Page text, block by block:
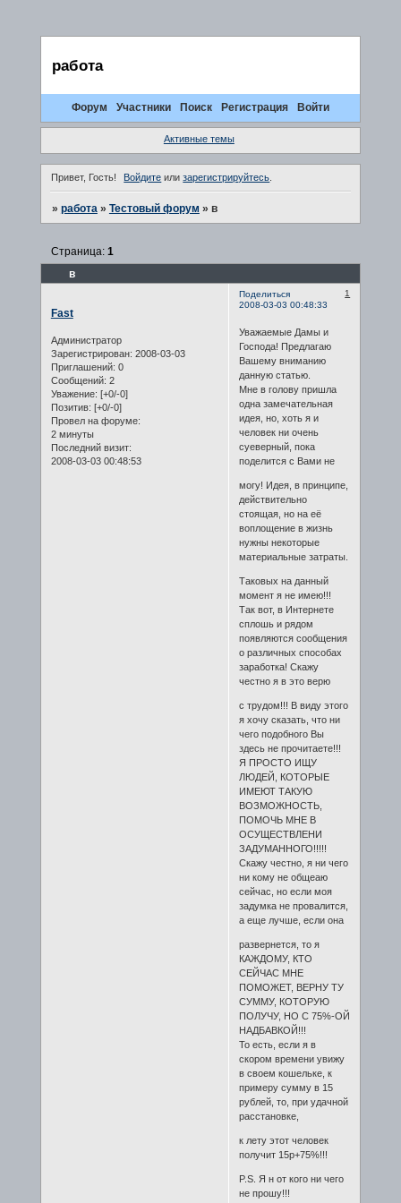
работа
Форум Участники Поиск Регистрация Войти
Активные темы
Привет, Гость! Войдите илизарегистрируйтесь.
» работа » Тестовый форум » в
в
Страница: 1
Поделиться
1
2008-03-03 00:48:33
Fast
Администратор
Зарегистрирован: 2008-03-03
Приглашений: 0
Сообщений: 2
Уважение: [+0/-0]
Позитив: [+0/-0]
Провел на форуме:
2 минуты
Последний визит:
2008-03-03 00:48:53
Уважаемые Дамы и
Господа! Предлагаю
Вашему вниманию
данную статью.
Мне в голову пришла
одна замечательная
идея, но, хоть я и
человек ни очень
суеверный, пока
поделится с Вами не
могу! Идея, в принципе,
действительно
стоящая, но на её
воплощение в жизнь
нужны некоторые
материальные затраты.
Таковых на данный
момент я не имею!!!
Так вот, в Интернете
сплошь и рядом
появляются сообщения
о различных способах
заработка! Скажу
честно я в это верю
с трудом!!! В виду этого
я хочу сказать, что ни
чего подобного Вы
здесь не прочитаете!!!
Я ПРОСТО ИЩУ
ЛЮДЕЙ, КОТОРЫЕ
ИМЕЮТ ТАКУЮ
ВОЗМОЖНОСТЬ,
ПОМОЧЬ МНЕ В
ОСУЩЕСТВЛЕНИ
ЗАДУМАННОГО!!!!!
Скажу честно, я ни чего
ни кому не общеаю
сейчас, но если моя
задумка не провалится,
а еще лучше, если она
развернется, то я
КАЖДОМУ, КТО
СЕЙЧАС МНЕ
ПОМОЖЕТ, ВЕРНУ ТУ
СУММУ, КОТОРУЮ
ПОЛУЧУ, НО С 75%-ОЙ
НАДБАВКОЙ!!!
То есть, если я в
скором времени увижу
в своем кошельке, к
примеру сумму в 15
рублей, то, при удачной
расстановке,
к лету этот человек
получит 15р+75%!!!
P.S. Я н от кого ни чего
не прошу!!!